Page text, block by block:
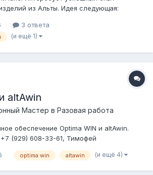
из Альты. Идея следующая:
как решали? P.S. Извлечение из
картинки (поле THUMBS) не устраивает
3 ответа
(и ещё 1)
altAwin
Мастер в Разовая работа
обеспечение Optima WIN и altAwin.
(929) 608-33-61, Тимофей
optima win altawin (и ещё 4)